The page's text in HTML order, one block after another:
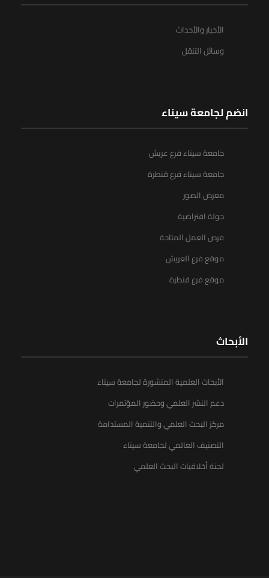
الأخبار والأحداث
وسائل التنقل
انضم لجامعة سيناء
جامعة سيناء فرع عريش
جامعة سيناء فرع قنطرة
معرض الصور
جولة افتراضية
فرص العمل المتاحة
موقع فرع العريش
موقع فرع قنطرة
الأبحاث
الأبحاث العلمية المنشورة لجامعة سيناء
دعم النشر العلمي وحضور المؤتمرات
مركز البحث العلمي والتنمية المستدامة
التصنيف العالمي لجامعة سيناء
لجنة أخلاقيات البحث العلمي